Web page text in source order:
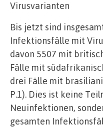
Virusvarianten
Bis jetzt sind
Infektionsfälle mit
davon 5507 mit
Fälle mit
drei Fälle mit
P.1). Dies ist keine
Neuinfektionen,
gesamten